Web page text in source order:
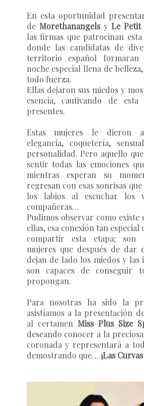
En esta oportunidad
de Morethanangels y Le Petit
las firmas que patrocinan
donde las candidatas de
territorio español
noche especial llena de
todo fuerza.
Ellas dejaron sus miedos y
esencia, cautivando de
presentes.
Estas mujeres le dieron
elegancia, coquetería,
personalidad. Pero aquello
sentir todas las emociones
mientras esperan su
regresan con esas sonrisas
los labios al escuchar los
compañeras…
Pudimos observar como existe
ellas, esa conexión tan especial
compartir esta etapa; son
mujeres que después de dar
dejan de lado los miedos y las
son capaces de conseguir
propongan.
Para nosotras ha sido la
asistíamos a la presentación
al certamen Miss Plus Size
deseando conocer a la
coronada y representará a
demostrando que… ¡Las